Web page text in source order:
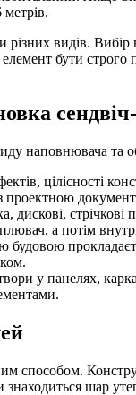
видів.
бути
наповнювача та
цілісності
проектною
дискові,
а потім
у панелях,
способом.
шар